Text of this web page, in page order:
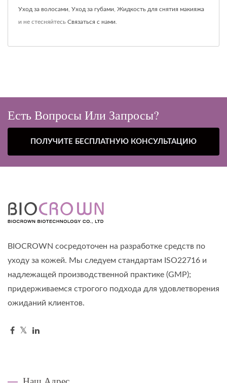
Уход за волосами Уход за губами Жидкость для снятия макияжа
и не стесняйтесь Связаться с нами
Есть Вопросы Или Запросы?
ПОЛУЧИТЕ БЕСПЛАТНУЮ КОНСУЛЬТАЦИЮ
BIOCROWN сосредоточен на разработке средств по
уходу за кожей. Мы следуем стандартам ISO22716 и
надлежащей производственной практике (GMP);
придерживаемся строгого подхода для удовлетворения
ожиданий клиентов.